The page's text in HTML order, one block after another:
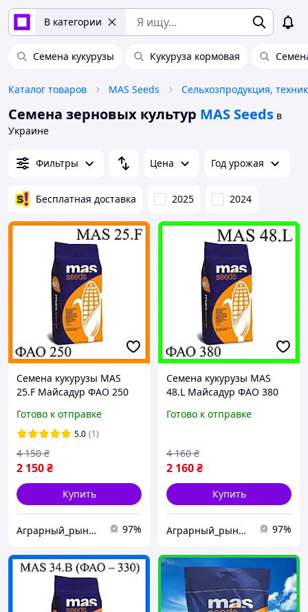
В категории
Семена кукурузы Кукуруза кормовая
Каталог товаров MAS Seeds
Семена зерновых культур MAS Seeds в
Украине
Фильтры Цена Год урожая
Бесплатная доставка 2025 2024
Семена кукурузы MAS
25.F Майсадур ФАО 250
урожайности
Готово к отправке
5.0 (1)
2 150₴
4 150 ₴
Купить
Аграрный_рынок_удобрений_2025 97%
Семена кукурузы MAS
48.L Майсадур ФАО 380
урожайности
Готово к отправке
2 160₴
4 160 ₴
Купить
Аграрный_рынок_удобрений_2025 97%